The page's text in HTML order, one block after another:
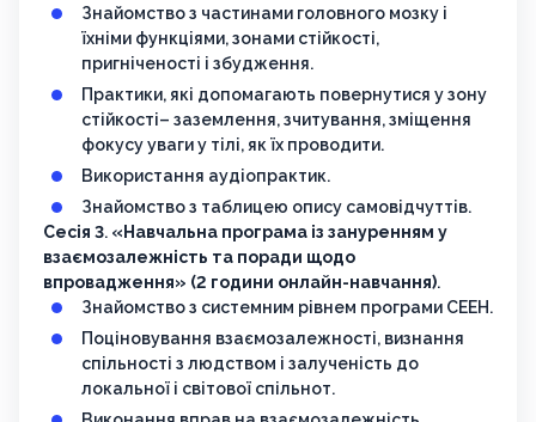
Знайомство з частинами головного мозку і
їхніми функціями, зонами стійкості,
пригніченості і збудження.
Практики, які допомагають повернутися у зону
стійкості– заземлення, зчитування, зміщення
фокусу уваги у тілі, як їх проводити.
Використання аудіопрактик.
Знайомство з таблицею опису самовідчуттів.
Сесія 3. «Навчальна програма із зануренням у
взаємозалежність та поради щодо
впровадження» (2 години онлайн-навчання).
Знайомство з системним рівнем програми СЕЕН.
Поціновування взаємозалежності, визнання
спільності з людством і залученість до
локальної і світової спільнот.